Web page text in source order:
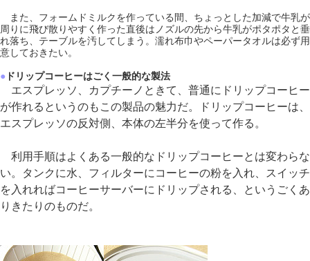
また、フォームドミルクを作っている間、ちょっとした加減で牛乳が
周りに飛び散りやすく作った直後はノズルの先から牛乳がポタポタと垂
れ落ち、テーブルを汚してしまう。濡れ布巾やペーパータオルは必ず用
意しておきたい。
● ドリップコーヒーはごく一般的な製法
エスプレッソ、カプチーノときて、普通にドリップコーヒー
が作れるというのもこの製品の魅力だ。ドリップコーヒーは、
エスプレッソの反対側、本体の左半分を使って作る。
利用手順はよくある一般的なドリップコーヒーとは変わらな
い。タンクに水、フィルターにコーヒーの粉を入れ、スイッチ
を入れればコーヒーサーバーにドリップされる、というごくあ
りきたりのものだ。